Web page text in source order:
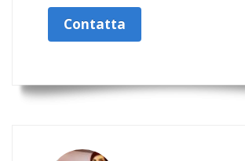
Contatta